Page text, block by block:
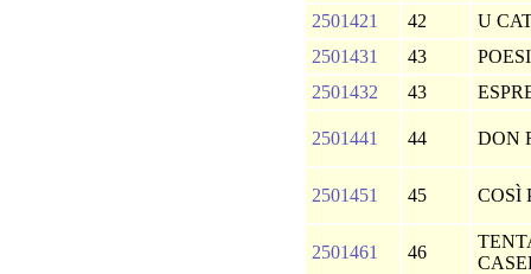
2501421
42
U
2501431
43
2501432
43
2501441 44 DON
2501451 45 COSÌ
2501461 46